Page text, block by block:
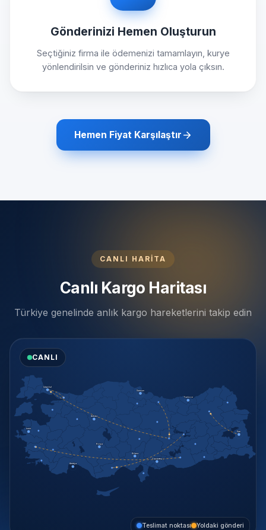
Gönderinizi Hemen Oluşturun
Seçtiğiniz firma ile ödemenizi tamamlayın, kurye
yönlendirilsin ve gönderiniz hızlıca yola çıksın.
Hemen Fiyat Karşılaştır
CANLI HARİTA
Canlı Kargo Haritası
Türkiye genelinde anlık kargo hareketlerini takip edin
CANLI
İstanbul
Ankara
İzmir
Adana
Antalya
Samsun
Trabzon
Gaziantep
Van
Konya
Teslimat noktası Yoldaki gönderi